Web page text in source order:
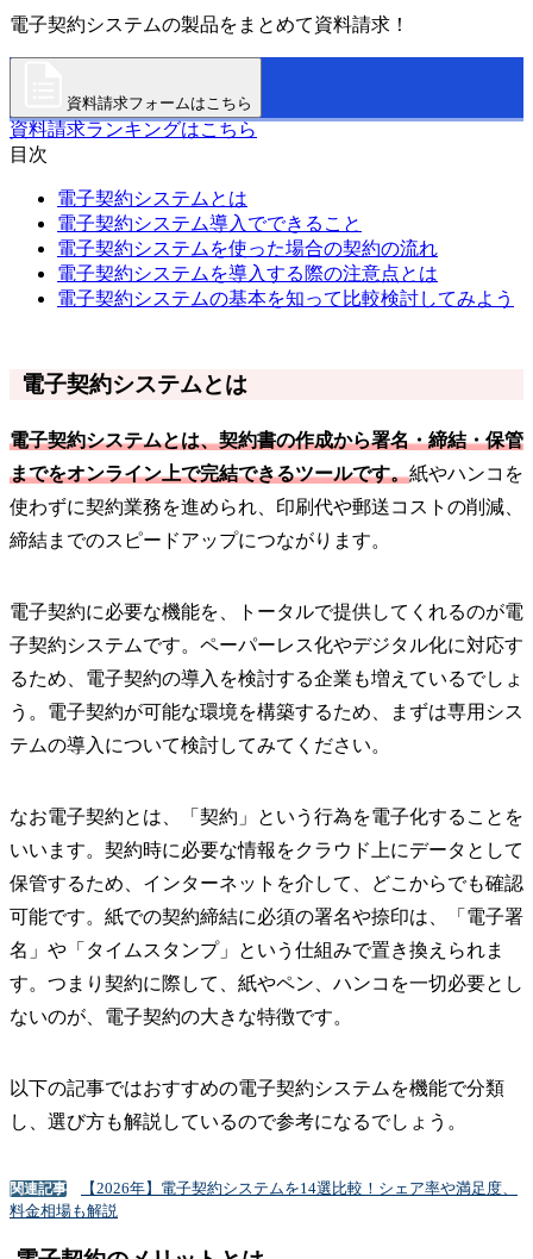
電子契約システムの製品をまとめて資料請求！
資料請求フォームはこちら
資料請求ランキングはこちら
目次
電子契約システムとは
電子契約システム導入でできること
電子契約システムを使った場合の契約の流れ
電子契約システムを導入する際の注意点とは
電子契約システムの基本を知って比較検討してみよう
電子契約システムとは
電子契約システムとは、契約書の作成から署名・締結・保管
までをオンライン上で完結できるツールです。紙やハンコを
使わずに契約業務を進められ、印刷代や郵送コストの削減、
締結までのスピードアップにつながります。
電子契約に必要な機能を、トータルで提供してくれるのが電
子契約システムです。ペーパーレス化やデジタル化に対応す
るため、電子契約の導入を検討する企業も増えているでしょ
う。電子契約が可能な環境を構築するため、まずは専用シス
テムの導入について検討してみてください。
なお電子契約とは、「契約」という行為を電子化することを
いいます。契約時に必要な情報をクラウド上にデータとして
保管するため、インターネットを介して、どこからでも確認
可能です。紙での契約締結に必須の署名や捺印は、「電子署
名」や「タイムスタンプ」という仕組みで置き換えられま
す。つまり契約に際して、紙やペン、ハンコを一切必要とし
ないのが、電子契約の大きな特徴です。
以下の記事ではおすすめの電子契約システムを機能で分類
し、選び方も解説しているので参考になるでしょう。
関連記事
【2026年】電子契約システムを14選比較！シェア率や満足度、
料金相場も解説